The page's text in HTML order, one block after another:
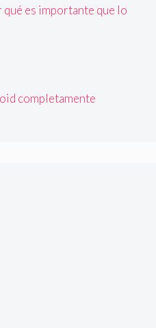
es importante que lo
completamente